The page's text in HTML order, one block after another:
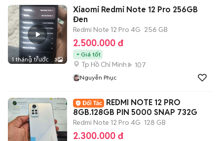
1 tháng trước 3
Xiaomi Redmi Note 12 Pro 256GB
Đen
Redmi Note 12 Pro 4G 256 GB
2.500.000 đ
Giá tốt
Tp Hồ Chí Minh 107
Nguyễn Phục
REDMI NOTE 12 PRO
8GB.128GB PIN 5000 SNAP 732G
Redmi Note 12 Pro 4G 128 GB
2.300.000 đ